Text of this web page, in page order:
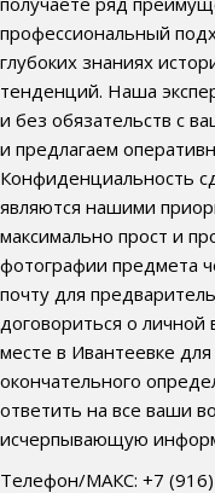
профессиональный
глубоких знаниях
тенденций. Наша
и без обязательств с
и предлагаем
Конфиденциальность
являются нашими
максимально прост и
фотографии предмета
почту для
договориться о личной
месте в Ивантеевке
окончательного
ответить на все ваши
исчерпывающую
Телефон/МАКС: +7